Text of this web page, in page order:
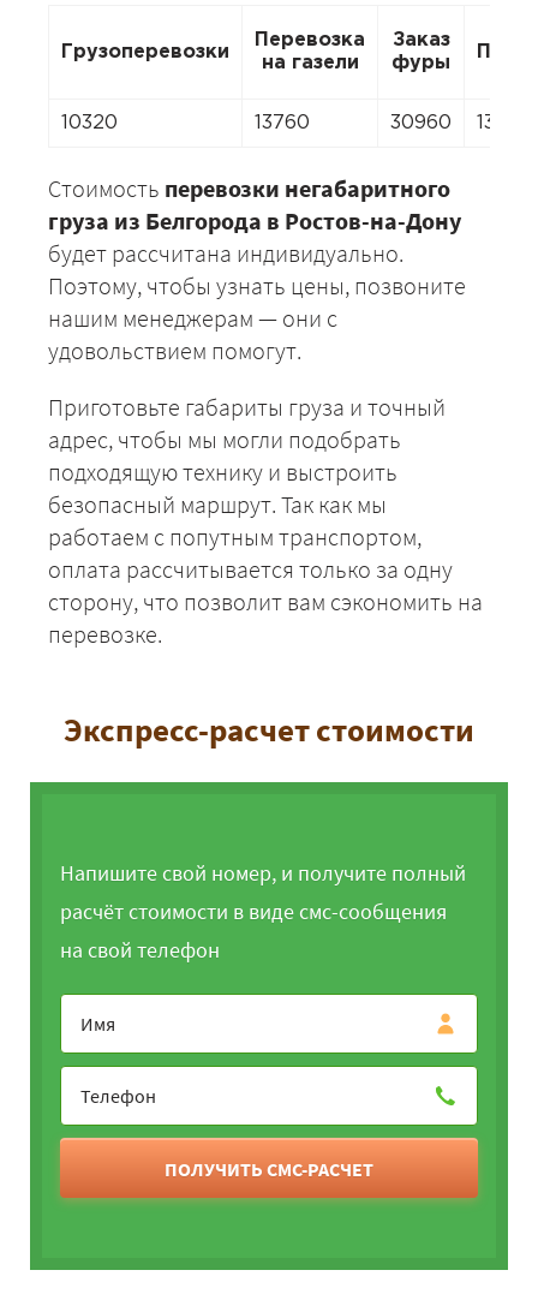
Грузоперевозки
Перевозка
на газели
Заказ
фуры
10320 13760 30960 13760
Стоимость перевозки негабаритного
груза из Белгорода в Ростов-на-Дону
будет рассчитана индивидуально.
Поэтому, чтобы узнать цены, позвоните
нашим менеджерам — они с
удовольствием помогут.
Приготовьте габариты груза и точный
адрес, чтобы мы могли подобрать
подходящую технику и выстроить
безопасный маршрут. Так как мы
работаем с попутным транспортом,
оплата рассчитывается только за одну
сторону, что позволит вам сэкономить на
перевозке.
Экспресс-расчет стоимости
Напишите свой номер, и получите полный
расчёт стоимости в виде смс-сообщения
на свой телефон
ПОЛУЧИТЬ СМС-РАСЧЕТ